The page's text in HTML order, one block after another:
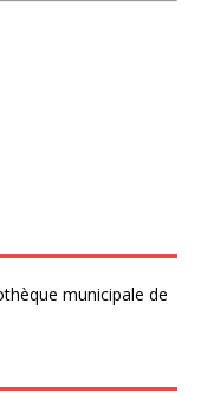
municipale de